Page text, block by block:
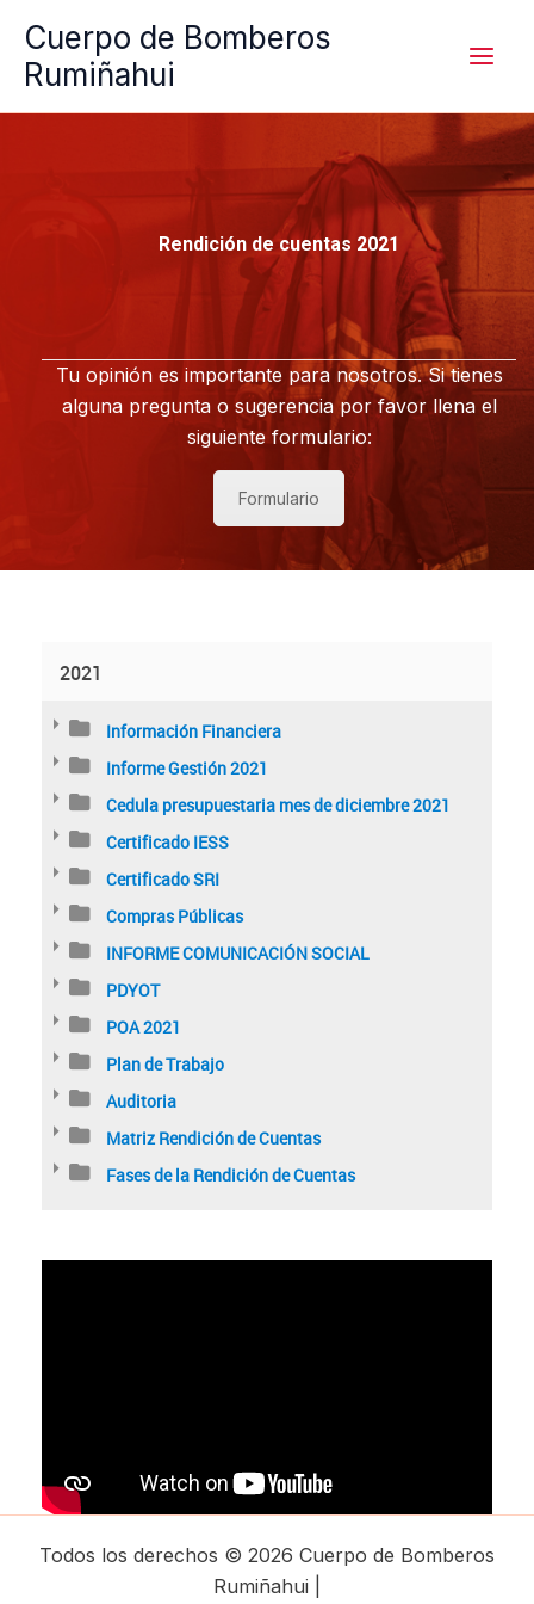
contenido
Cuerpo de Bomberos
Rumiñahui
Rendición de cuentas 2021
Tu opinión es importante para nosotros. Si tienes
alguna pregunta o sugerencia por favor llena el
siguiente formulario:
Formulario
2021
Información Financiera
Informe Gestión 2021
Cedula presupuestaria mes de diciembre 2021
Certificado IESS
Certificado SRI
Compras Públicas
INFORME COMUNICACIÓN SOCIAL
PDYOT
POA 2021
Plan de Trabajo
Auditoria
Matriz Rendición de Cuentas
Fases de la Rendición de Cuentas
Todos los derechos © 2026 Cuerpo de Bomberos
Rumiñahui |